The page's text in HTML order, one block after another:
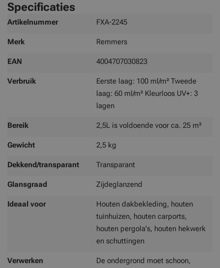
Specificaties
Meer
Artikelnummer FXA-2245
Merk Remmers
EAN 4004707030823
Verbruik
Eerste laag: 100 ml/m² Tweede
laag: 60 ml/m² Kleurloos UV+: 3
lagen
Bereik 2,5L is voldoende voor ca. 25 m²
Gewicht 2,5 kg
Dekkend/transparant Transparant
Glansgraad Zijdeglanzend
Ideaal voor
Houten dakbekleding, houten
tuinhuizen, houten carports,
houten pergola's, houten hekwerk
en schuttingen
Verwerken
De ondergrond moet schoon,